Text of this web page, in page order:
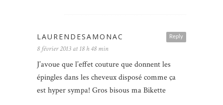
Reply
LAURENDESAMONAC
8 février 2013 at 18 h 48 min
J’avoue que l’effet couture que donnent les
épingles dans les cheveux disposé comme ça
est hyper sympa! Gros bisous ma Bikette